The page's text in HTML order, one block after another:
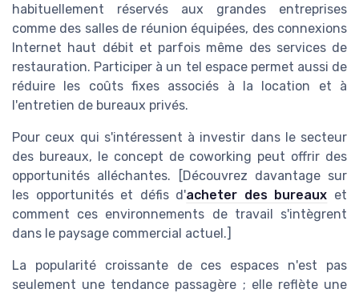
habituellement réservés aux grandes entreprises
comme des salles de réunion équipées, des connexions
Internet haut débit et parfois même des services de
restauration. Participer à un tel espace permet aussi de
réduire les coûts fixes associés à la location et à
l'entretien de bureaux privés.
Pour ceux qui s'intéressent à investir dans le secteur
des bureaux, le concept de coworking peut offrir des
opportunités alléchantes. [Découvrez davantage sur
les opportunités et défis d'acheter des bureaux et
comment ces environnements de travail s'intègrent
dans le paysage commercial actuel.]
La popularité croissante de ces espaces n'est pas
seulement une tendance passagère ; elle reflète une